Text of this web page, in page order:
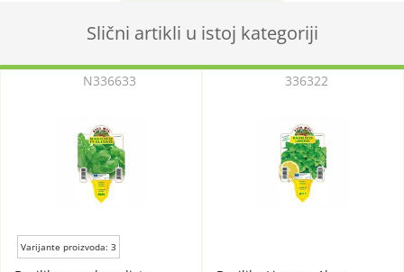
Slični artikli u istoj kategoriji
Varijante proizvoda: 3
N336633 336322